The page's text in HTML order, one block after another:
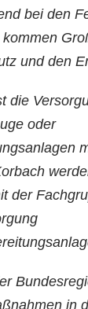
bei den
und den
die
oder
der
in